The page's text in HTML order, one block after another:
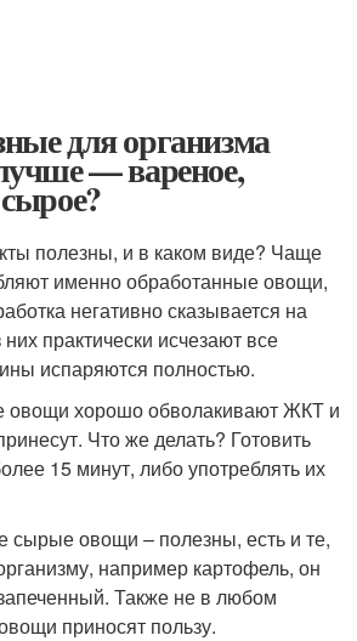
для организма
— вареное,
полезны, и в каком виде? Чаще
именно обработанные овощи,
негативно сказывается на
практически исчезают все
испаряются полностью.
овощи хорошо обволакивают ЖКТ и
Что же делать? Готовить
15 минут, либо употреблять их
сырые овощи – полезны, есть и те,
например картофель, он
Также не в любом
приносят пользу.